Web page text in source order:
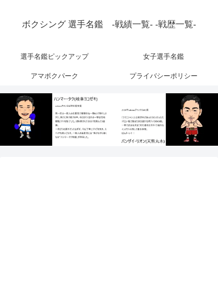
ボクシング 選手名鑑 -戦績一覧- -戦歴一覧-
選手名鑑ピックアップ 女子選手名鑑
アマボクパーク プライバシーポリシー